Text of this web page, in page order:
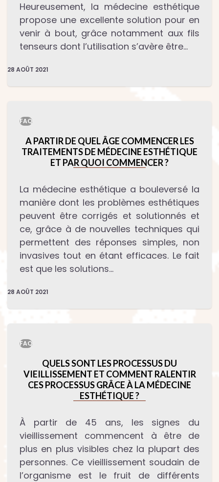
Heureusement, la médecine esthétique
propose une excellente solution pour en
venir à bout, grâce notamment aux fils
tenseurs dont l’utilisation s’avère être…
28 AOÛT 2021
FAQ
A PARTIR DE QUEL ÂGE COMMENCER LES
TRAITEMENTS DE MÉDECINE ESTHÉTIQUE
ET PAR QUOI COMMENCER ?
La médecine esthétique a bouleversé la
manière dont les problèmes esthétiques
peuvent être corrigés et solutionnés et
ce, grâce à de nouvelles techniques qui
permettent des réponses simples, non
invasives tout en étant efficaces. Le fait
est que les solutions…
28 AOÛT 2021
FAQ
QUELS SONT LES PROCESSUS DU
VIEILLISSEMENT ET COMMENT RALENTIR
CES PROCESSUS GRÂCE À LA MÉDECINE
ESTHÉTIQUE ?
À partir de 45 ans, les signes du
vieillissement commencent à être de
plus en plus visibles chez la plupart des
personnes. Ce vieillissement soudain de
l’organisme est le fruit de différents